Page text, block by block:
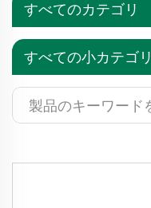
すべてのカテゴリ
すべての小カテゴリ